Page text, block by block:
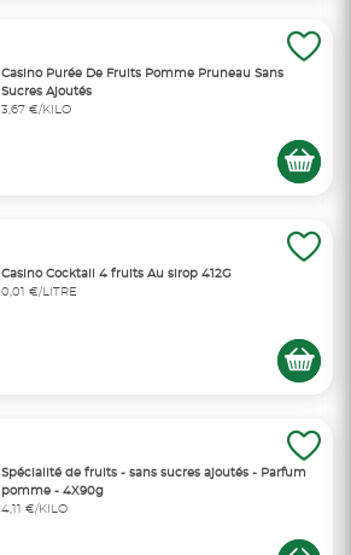
Casino Purée De Fruits Pomme Pruneau Sans
Sucres Ajoutés
3,67 €/KILO
Casino Cocktail 4 fruits Au sirop 412G
0,01 €/LITRE
Spécialité de fruits - sans sucres ajoutés - Parfum
pomme - 4X90g
4,11 €/KILO